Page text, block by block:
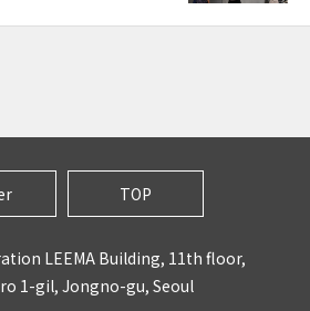
TOP
LEEMA Building, 11th floor,
1-gil, Jongno-gu, Seoul